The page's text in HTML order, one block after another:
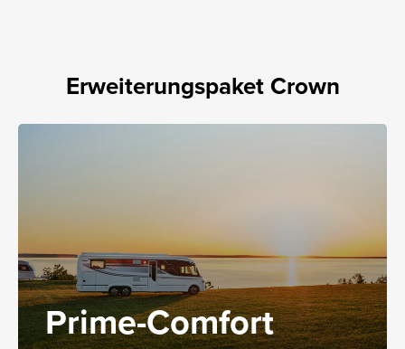
Erweiterungspaket Crown
Prime-Comfort